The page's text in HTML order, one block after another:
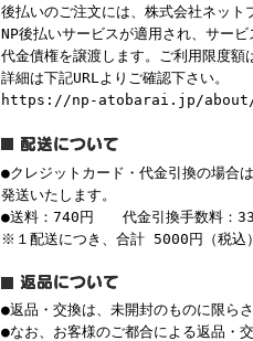
後払いのご注文には、株式会社ネット
NP後払いサービスが適用され、サービ
代金債権を譲渡します。ご利用限度
詳細は下記URLよりご確認下さい。
https://np-atobarai.jp/
●クレジットカード・代金引換の場合
発送いたします。
●送料：740円 代金引換手数料：
※１配送につき、合計 5000円（税込
●返品・交換は、未開封のものに限ら
●なお、お客様のご都合による返品・